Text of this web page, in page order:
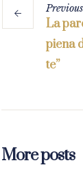
Previous
La
piena
te”
More posts